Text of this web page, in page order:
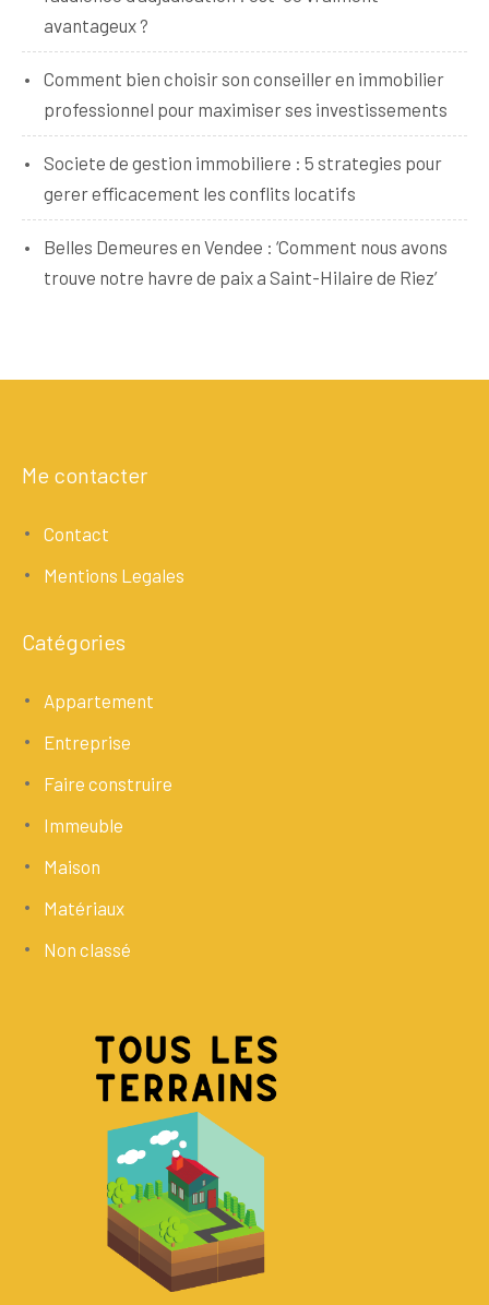
avantageux ?
Comment bien choisir son conseiller en immobilier
professionnel pour maximiser ses investissements
Societe de gestion immobiliere : 5 strategies pour
gerer efficacement les conflits locatifs
Belles Demeures en Vendee : ‘Comment nous avons
trouve notre havre de paix a Saint-Hilaire de Riez’
Me contacter
Contact
Mentions Legales
Catégories
Appartement
Entreprise
Faire construire
Immeuble
Maison
Matériaux
Non classé